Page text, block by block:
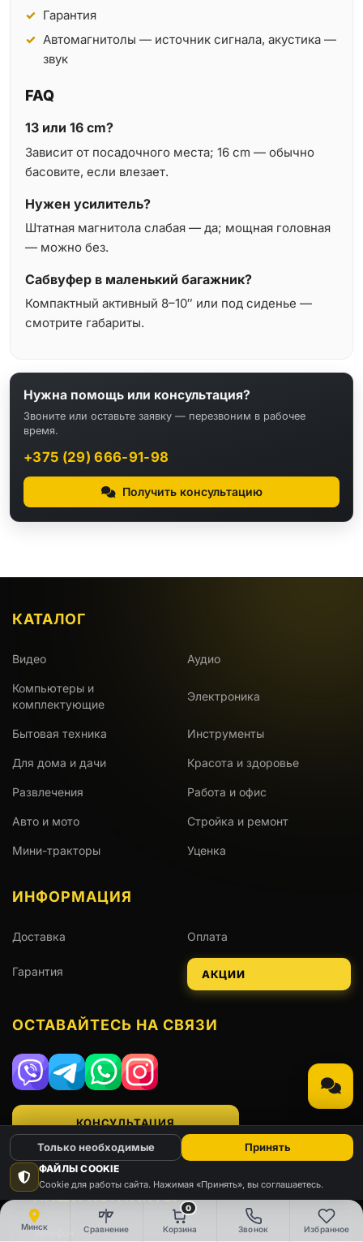
Минск Сравнение
0
Корзина Звонок Избранное
Гарантия
Автомагнитолы — источник сигнала, акустика —
звук
FAQ
13 или 16 cm?
Зависит от посадочного места; 16 cm — обычно
басовите, если влезает.
Нужен усилитель?
Штатная магнитола слабая — да; мощная головная
— можно без.
Сабвуфер в маленький багажник?
Компактный активный 8–10″ или под сиденье —
смотрите габариты.
Нужна помощь или консультация?
Звоните или оставьте заявку — перезвоним в рабочее
время.
+375 (29) 666-91-98
Получить консультацию
КАТАЛОГ
Видео Аудио
Компьютеры и
комплектующие
Электроника
Бытовая техника Инструменты
Для дома и дачи Красота и здоровье
Развлечения Работа и офис
Авто и мото Стройка и ремонт
Мини-тракторы Уценка
ИНФОРМАЦИЯ
Доставка Оплата
Гарантия АКЦИИ
ОСТАВАЙТЕСЬ НА СВЯЗИ
Viber TelegramWhatsAppInstagram
КОНСУЛЬТАЦИЯ
НАШИ КОНТАКТЫ
Телефон
ФАЙЛЫ COOKIE
Cookie для работы сайта. Нажимая «Принять», вы соглашаетесь.
Только необходимые Принять